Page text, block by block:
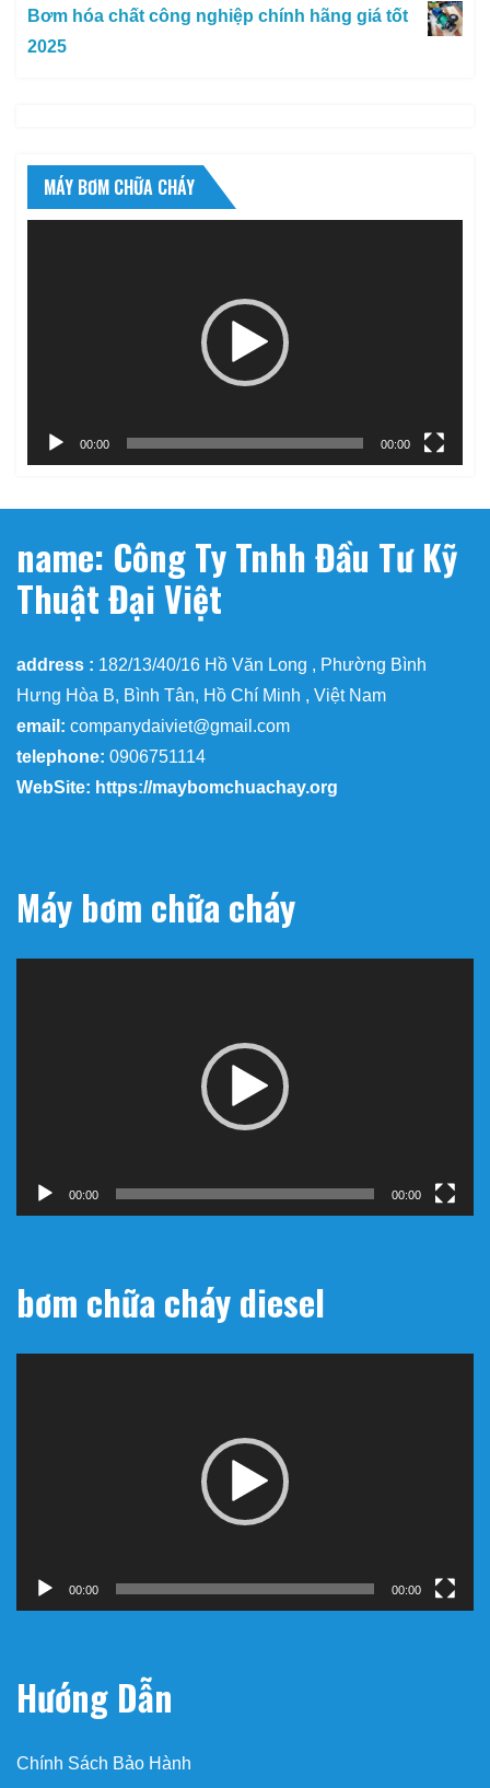
Bơm hóa chất công nghiệp chính hãng giá tốt
2025
MÁY BƠM CHỮA CHÁY
00:00 00:00
name: Công Ty Tnhh Đầu Tư Kỹ
Thuật Đại Việt
address : 182/13/40/16 Hồ Văn Long , Phường Bình
Hưng Hòa B, Bình Tân, Hồ Chí Minh , Việt Nam
email: companydaiviet@gmail.com
telephone: 0906751114
WebSite: https://maybomchuachay.org
Máy bơm chữa cháy
00:00 00:00
bơm chữa cháy diesel
00:00 00:00
Hướng Dẫn
Chính Sách Bảo Hành